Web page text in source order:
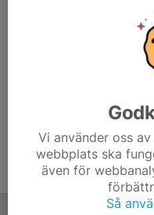
Vi använder oss
webbplats ska
även för
Så